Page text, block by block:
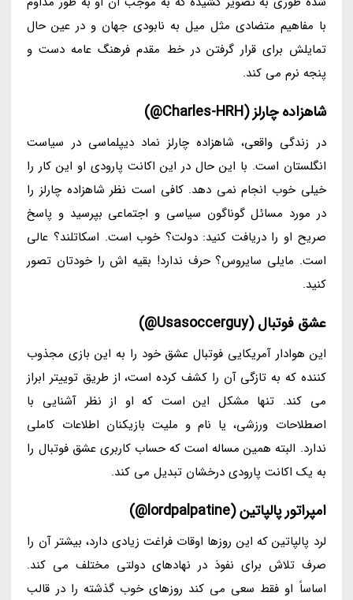
با مفاهیم متضادی مثل میل به نابودی جهان و در عین حال
تمایلش برای قرار گرفتن در خط مقدم فرهنگ عامه دست و
پنجه نرم می کند.
شاهزاده چارلز (Charles-HRH@)
در زندگی واقعی، شاهزاده چارلز نماد دیپلماسی در سیاست
انگلستان است. با این حال در این اکانت پارودی او این کار را
خیلی خوب انجام نمی دهد. کافی است نظر شاهزاده چارلز را
در مورد مسائل گوناگون سیاسی و اجتماعی بپرسید و پاسخ
صریح او را دریافت کنید: دولت؟ خوب است. اسکاتلند؟ عالی
است. مایلی سایروس؟ حرف ندارد! بقیه اش را خودتان تصور
کنید.
عشق فوتبال (Usasoccerguy@)
این هوادار آمریکایی فوتبال عشق خود را به این بازی مجذوب
کننده که به تازگی آن را کشف کرده است، از طریق توییتر ابراز
می کند. تنها مشکل این است که او از نظر آشنایی با
اصطلاحات ورزشی، یا نام و ملیت بازیکنان اطلاعات کاملی
ندارد. البته همین مساله است که حساب کاربری عشق فوتبال را
به یک اکانت پارودی درخشان تبدیل می کند.
امپراتور پالپاتین (lordpalpatine@)
لرد پالپاتین که این روزها اوقات فراغت زیادی دارد، بیشتر آن را
صرف تلاش برای نفوذ در نهادهای دولتی مختلف می کند.
اساساً او فقط سعی می کند روزهای خوب گذشته را در قالب